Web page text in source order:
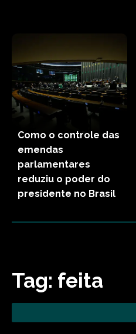
Como o controle das
emendas
parlamentares
reduziu o poder do
presidente no Brasil
Tag: feita